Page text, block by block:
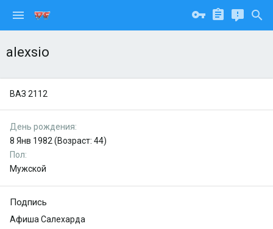
alexsio
ВАЗ 2112
День рождения
8 Янв 1982 (Возраст: 44)
Пол
Мужской
Подпись
Афиша Салехарда